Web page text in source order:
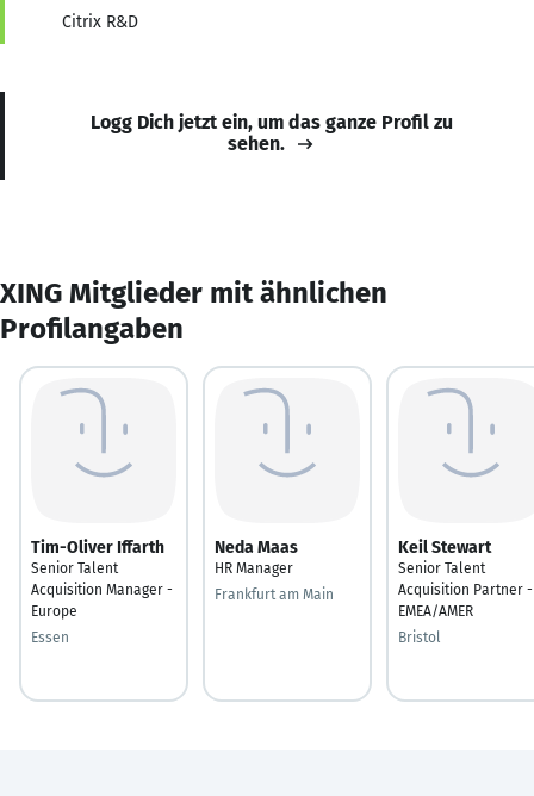
Citrix R&D
Logg Dich jetzt ein, um das ganze Profil zu
sehen.
XING Mitglieder mit ähnlichen
Profilangaben
Tim-Oliver Iffarth
Senior Talent
Acquisition Manager -
Europe
Essen
Neda Maas
HR Manager
Frankfurt am Main
Keil Stewart
Senior Talent
Acquisition Partner -
EMEA/AMER
Bristol